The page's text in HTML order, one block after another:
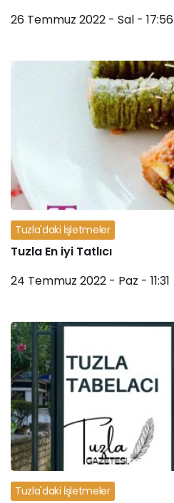
26 Temmuz 2022 - Sal - 17:56
Tuzla'daki İşletmeler
Tuzla En iyi Tatlıcı
24 Temmuz 2022 - Paz - 11:31
Tuzla'daki İşletmeler